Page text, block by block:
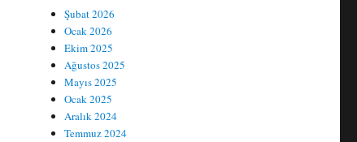
Şubat 2026
Ocak 2026
Ekim 2025
Ağustos 2025
Mayıs 2025
Ocak 2025
Aralık 2024
Temmuz 2024